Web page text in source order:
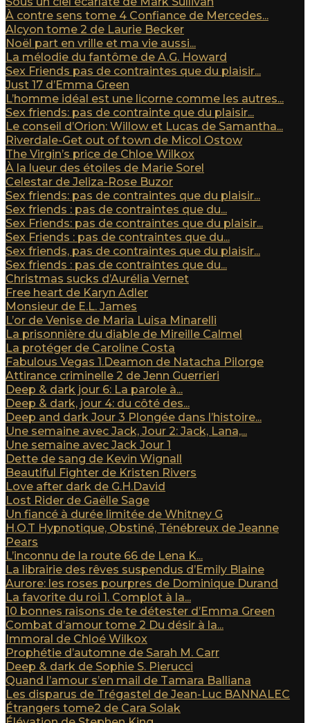
À contre sens tome 4 Confiance de Mercedes...
Alcyon tome 2 de Laurie Becker
Noël part en vrille et ma vie aussi...
La mélodie du fantôme de A.G. Howard
Sex Friends pas de contraintes que du plaisir...
Just 17 d’Emma Green
L’homme idéal est une licorne comme les autres...
Sex friends: pas de contrainte que du plaisir...
Le conseil d’Orion: Willow et Lucas de Samantha...
Riverdale-Get out of town de Micol Ostow
The Virgin’s price de Chloe Wilkox
À la lueur des étoiles de Marie Sorel
Celestar de Jeliza-Rose Buzor
Sex friends: pas de contraintes que du plaisir...
Sex friends : pas de contraintes que du...
Sex Friends: pas de contraintes que du plaisir...
Sex Friends : pas de contraintes que du...
Sex friends, pas de contraintes que du plaisir...
Sex friends : pas de contraintes que du...
Christmas sucks d’Aurélia Vernet
Free heart de Karyn Adler
Monsieur de E.L. James
L’or de Venise de Maria Luisa Minarelli
La prisonnière du diable de Mireille Calmel
La protéger de Caroline Costa
Fabulous Vegas 1.Deamon de Natacha Pilorge
Attirance criminelle 2 de Jenn Guerrieri
Deep & dark jour 6: La parole à...
Deep & dark, jour 4: du côté des...
Deep and dark Jour 3 Plongée dans l’histoire...
Une semaine avec Jack, Jour 2: Jack, Lana,...
Une semaine avec Jack Jour 1
Dette de sang de Kevin Wignall
Beautiful Fighter de Kristen Rivers
Love after dark de G.H.David
Lost Rider de Gaëlle Sage
Un fiancé à durée limitée de Whitney G
H.O.T Hypnotique, Obstiné, Ténébreux de Jeanne
Pears
L’inconnu de la route 66 de Lena K...
La librairie des rêves suspendus d’Emily Blaine
Aurore: les roses pourpres de Dominique Durand
La favorite du roi 1. Complot à la...
10 bonnes raisons de te détester d’Emma Green
Combat d’amour tome 2 Du désir à la...
Immoral de Chloé Wilkox
Prophétie d’automne de Sarah M. Carr
Deep & dark de Sophie S. Pierucci
Quand l’amour s’en mail de Tamara Balliana
Les disparus de Trégastel de Jean-Luc BANNALEC
Étrangers tome2 de Cara Solak